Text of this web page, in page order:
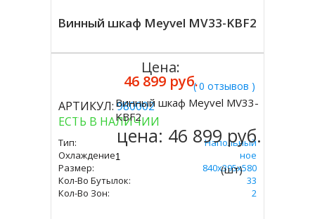
Винный шкаф Meyvel MV33-KBF2
( 0 отзывов )
АРТИКУЛ:980002
ЕСТЬ В НАЛИЧИИ
Тип:
Напольный
Охлаждение:
Компрессорное
Размер:
840х395х580
Кол-Во Бутылок:
33
Кол-Во Зон:
2
Цена:
46 899 руб.
Купить
Винный шкаф Meyvel MV33-
KBF2
цена: 46 899 руб.
(шт)